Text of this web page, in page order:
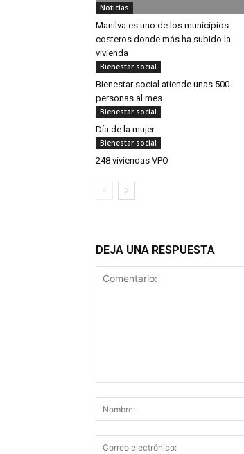
Noticias
Manilva es uno de los municipios
costeros donde más ha subido la
vivienda
Bienestar social
Bienestar social atiende unas 500
personas al mes
Bienestar social
Día de la mujer
Bienestar social
248 viviendas VPO
DEJA UNA RESPUESTA